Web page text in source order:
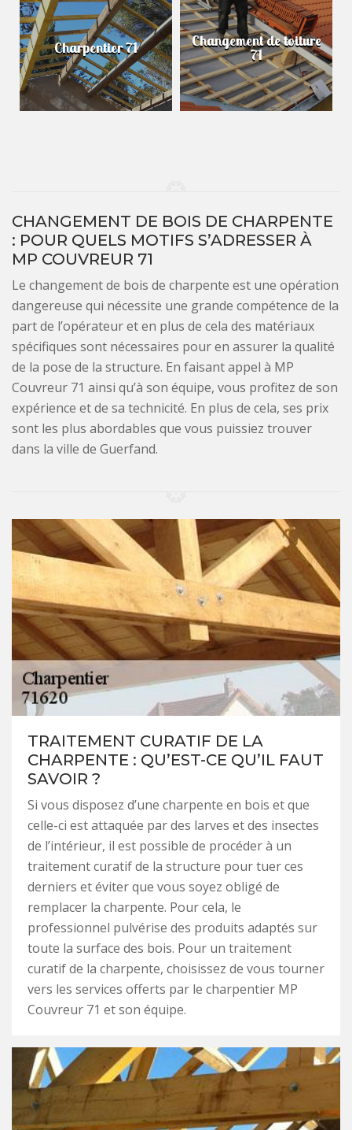
Charpentier 71 Changement de toiture
71
CHANGEMENT DE BOIS DE CHARPENTE
: POUR QUELS MOTIFS S’ADRESSER À
MP COUVREUR 71
Le changement de bois de charpente est une opération
dangereuse qui nécessite une grande compétence de la
part de l’opérateur et en plus de cela des matériaux
spécifiques sont nécessaires pour en assurer la qualité
de la pose de la structure. En faisant appel à MP
Couvreur 71 ainsi qu’à son équipe, vous profitez de son
expérience et de sa technicité. En plus de cela, ses prix
sont les plus abordables que vous puissiez trouver
dans la ville de Guerfand.
TRAITEMENT CURATIF DE LA
CHARPENTE : QU’EST-CE QU’IL FAUT
SAVOIR ?
Si vous disposez d’une charpente en bois et que
celle-ci est attaquée par des larves et des insectes
de l’intérieur, il est possible de procéder à un
traitement curatif de la structure pour tuer ces
derniers et éviter que vous soyez obligé de
remplacer la charpente. Pour cela, le
professionnel pulvérise des produits adaptés sur
toute la surface des bois. Pour un traitement
curatif de la charpente, choisissez de vous tourner
vers les services offerts par le charpentier MP
Couvreur 71 et son équipe.